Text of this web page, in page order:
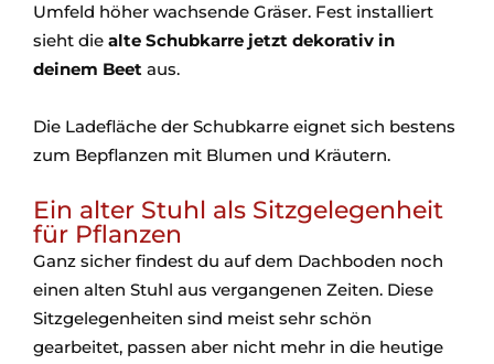
Umfeld höher wachsende Gräser. Fest installiert
sieht die alte Schubkarre jetzt dekorativ in
deinem Beet aus.
Die Ladefläche der Schubkarre eignet sich bestens
zum Bepflanzen mit Blumen und Kräutern.
Ein alter Stuhl als Sitzgelegenheit
für Pflanzen
Ganz sicher findest du auf dem Dachboden noch
einen alten Stuhl aus vergangenen Zeiten. Diese
Sitzgelegenheiten sind meist sehr schön
gearbeitet, passen aber nicht mehr in die heutige